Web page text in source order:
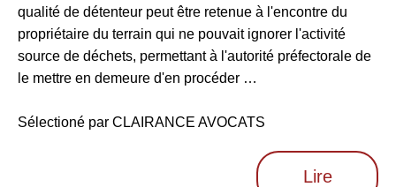
qualité de détenteur peut être retenue à l'encontre du
propriétaire du terrain qui ne pouvait ignorer l'activité
source de déchets, permettant à l'autorité préfectorale de
le mettre en demeure d'en procéder …
Sélectioné par CLAIRANCE AVOCATS
Lire